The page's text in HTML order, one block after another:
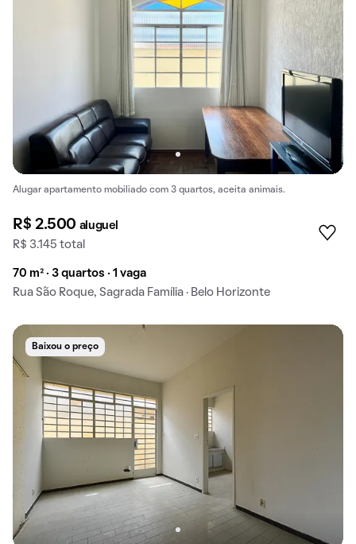
Alugar apartamento mobiliado com 3 quartos, aceita animais.
R$ 2.500 aluguel
R$ 3.145 total
70 m² · 3 quartos · 1 vaga
Rua São Roque, Sagrada Família · Belo Horizonte
Baixou o preço